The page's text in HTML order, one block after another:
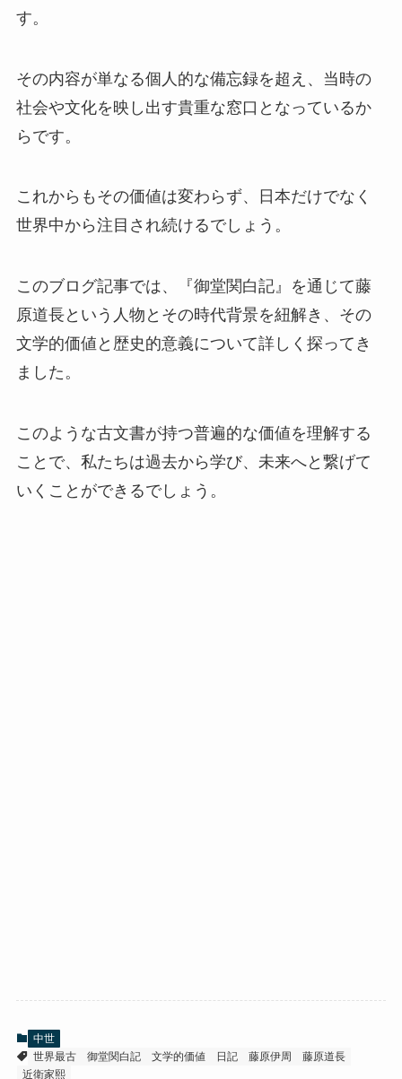
す。
その内容が単なる個人的な備忘録を超え、当時の
社会や文化を映し出す貴重な窓口となっているか
らです。
これからもその価値は変わらず、日本だけでなく
世界中から注目され続けるでしょう。
このブログ記事では、『御堂関白記』を通じて藤
原道長という人物とその時代背景を紐解き、その
文学的価値と歴史的意義について詳しく探ってき
ました。
このような古文書が持つ普遍的な価値を理解する
ことで、私たちは過去から学び、未来へと繋げて
いくことができるでしょう。
中世
世界最古
御堂関白記 文学的価値 日記 藤原伊周
藤原道長
近衛家熙